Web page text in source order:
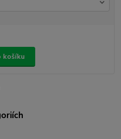
košíku